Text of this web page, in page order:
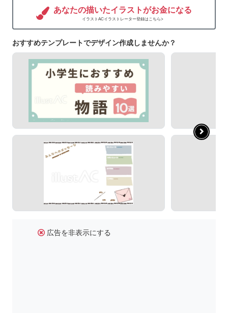
あなたの描いたイラストがお金になる
イラストACイラストレーター登録はこちら>
おすすめテンプレートでデザイン作成しませんか？
広告を非表示にする